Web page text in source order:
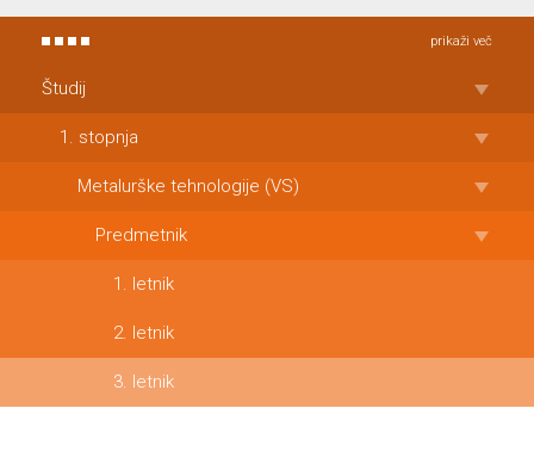
prikaži več
Študij
1. stopnja
Metalurške tehnologije (VS)
Predmetnik
1. letnik
2. letnik
3. letnik